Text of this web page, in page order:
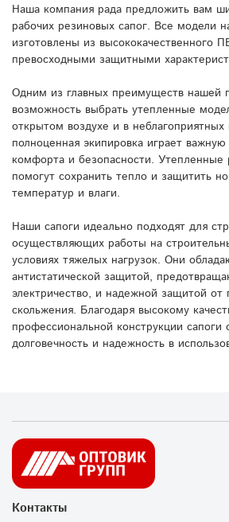
Наша компания рада предложить вам
рабочих резиновых сапог. Все модели
изготовлены из высококачественного
превосходными защитными
Одним из главных преимуществ нашей
возможность выбрать утепленные
открытом воздухе и в неблагоприятных
полноценная экипировка играет
комфорта и безопасности. Утепленные
помогут сохранить тепло и защитить
температур и влаги.
Наши сапоги идеально подходят для
осуществляющих работы на
условиях тяжелых нагрузок. Они
антистатической защитой,
электричество, и надежной защитой от
скольжения. Благодаря высокому
профессиональной конструкции сапоги
долговечность и надежность в
Контакты